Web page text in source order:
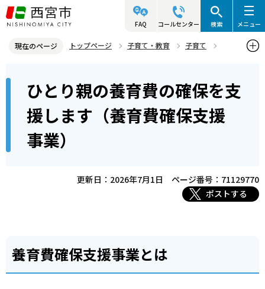
こ
の
ジ
す
FAQ コールセンター 検索 メニュー
現在のページ トップページ 子育て・教育
子育て
ひとり親の養育費の確保を支援します（養育費確保支援事業）
ら
ひとり親の養育費の確保を支
援します（養育費確保支援
事業）
更新日：2026年7月1日
ページ番号：71129770
ポストする
養育費確保支援事業とは